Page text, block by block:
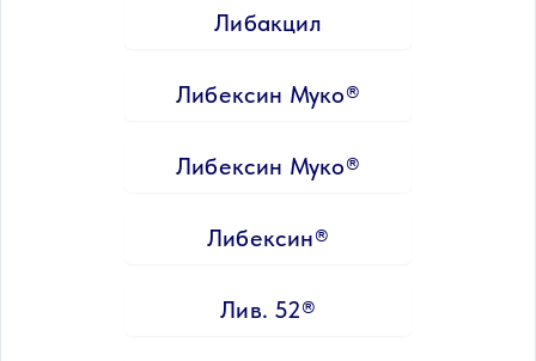
Либакцил
Либексин Муко®
Либексин Муко®
Либексин®
Лив. 52®